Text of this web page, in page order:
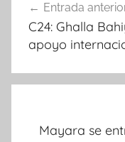
de
entradas
Entrada
C24: Ghalla
apoyo
Mayara se